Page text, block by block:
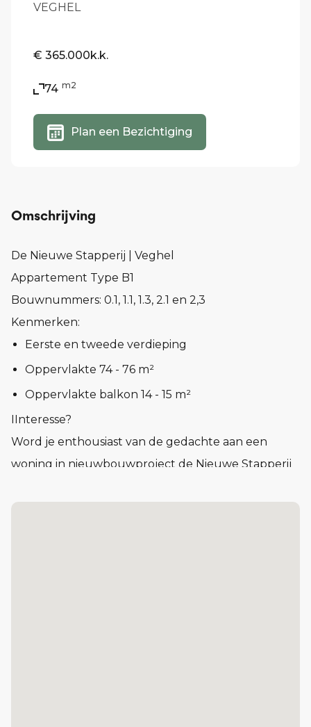
VEGHEL
€ 365.000k.k.
74 m2
Plan een Bezichtiging
Omschrijving
De Nieuwe Stapperij | Veghel
Appartement Type B1
Bouwnummers: 0.1, 1.1, 1.3, 2.1 en 2,3
Kenmerken:
Eerste en tweede verdieping
Oppervlakte 74 - 76 m²
Oppervlakte balkon 14 - 15 m²
IInteresse?
Word je enthousiast van de gedachte aan een
woning in nieuwbouwproject de Nieuwe Stapperij
makelaar.